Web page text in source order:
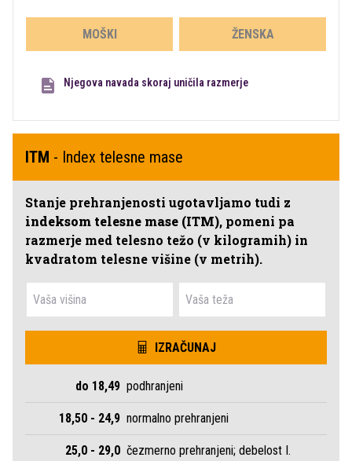
MOŠKI ŽENSKA
Njegova navada skoraj uničila razmerje
ITM - Index telesne mase
Stanje prehranjenosti ugotavljamo tudi z
indeksom telesne mase (ITM), pomeni pa
razmerje med telesno težo (v kilogramih) in
kvadratom telesne višine (v metrih).
IZRAČUNAJ
do 18,49 podhranjeni
18,50 - 24,9 normalno prehranjeni
25,0 - 29,0 čezmerno prehranjeni; debelost I.